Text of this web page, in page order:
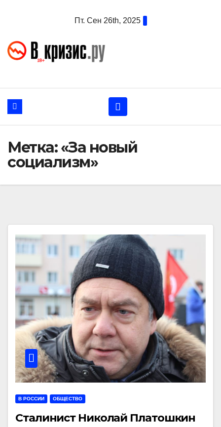
Пт. Сен 26th, 2025
Метка:«За новый
социализм»
В РОССИИ ОБЩЕСТВО
Сталинист Николай Платошкин